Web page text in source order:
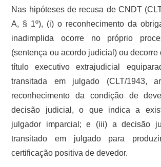
Nas hipóteses de recusa de CNDT
A, § 1º), (i) o reconhecimento da
inadimplida ocorre no próprio
(sentença ou acordo judicial) ou decorre
título executivo extrajudicial
transitada em julgado (CLT/1943,
reconhecimento da condição de
decisão judicial, o que indica a
julgador imparcial; e (iii) a decisão
transitado em julgado para
certificação positiva de devedor.